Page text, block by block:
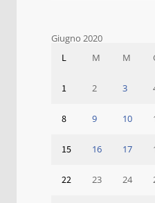
Giugno 2020
L M M
1 2 3
8 9 10
15 16 17
22 23 24